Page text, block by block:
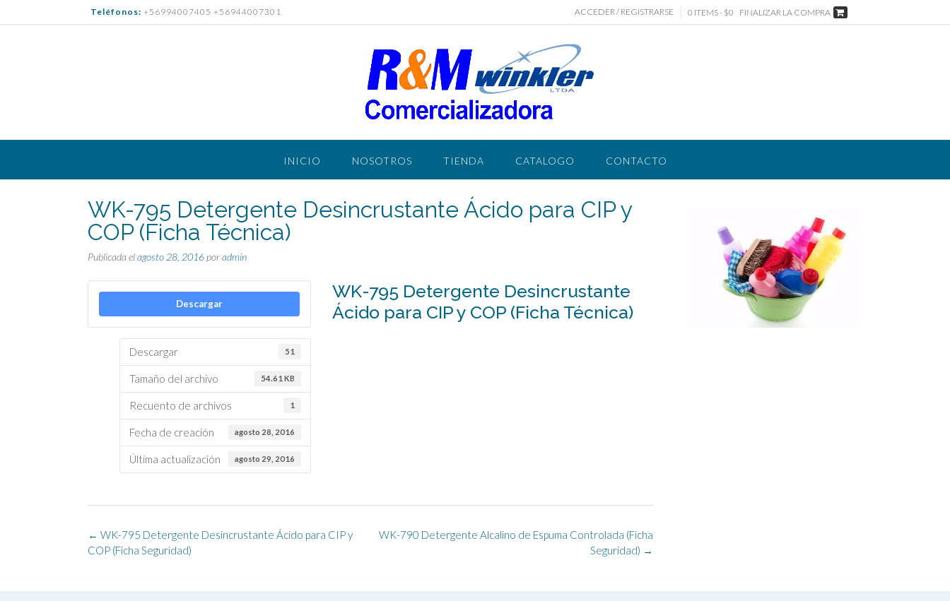
al
Teléfonos: +56994007405 +56944007301 ACCEDER / REGISTRARSE 0 ITEMS - $0 FINALIZAR LA COMPRA
INICIO NOSOTROS TIENDA CATALOGO CONTACTO
WK-795 Detergente Desincrustante Ácido para CIP y
COP (Ficha Técnica)
Publicada elagosto 28, 2016poradmin
Descargar
Descargar 51
Tamaño del archivo 54.61 KB
Recuento de archivos 1
Fecha de creación agosto 28, 2016
Última actualización agosto 29, 2016
WK-795 Detergente Desincrustante
Ácido para CIP y COP (Ficha Técnica)
Navegación
de
WK-790 Detergente Alcalino de Espuma Controlada (Ficha
Seguridad) →
← WK-795 Detergente Desincrustante Ácido para CIP y
COP (Ficha Seguridad)